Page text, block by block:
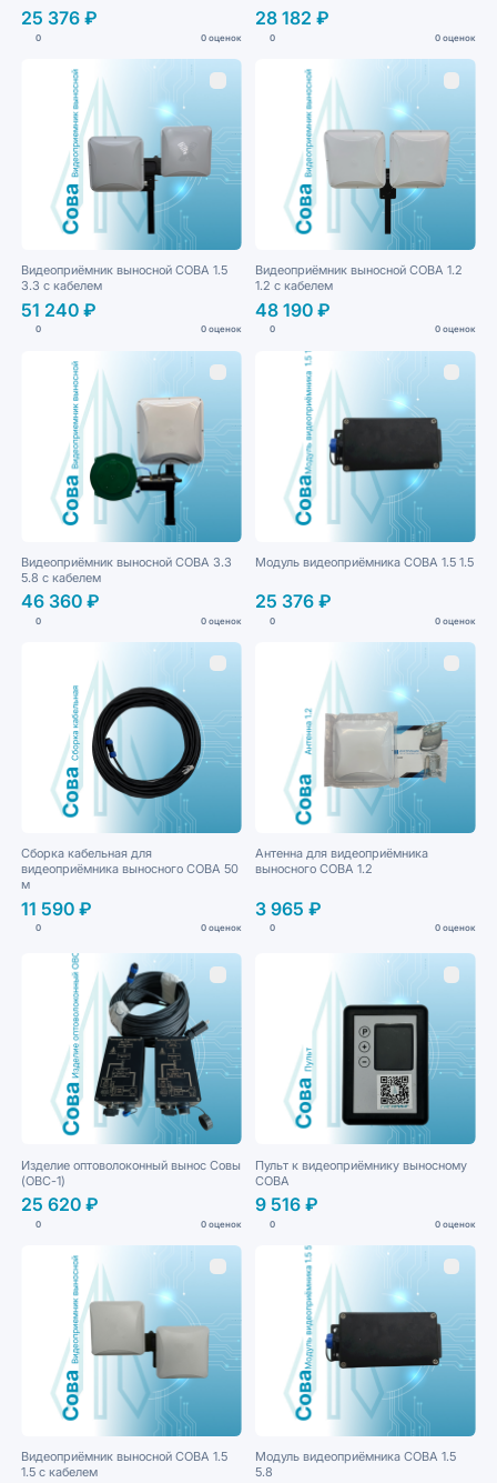
25 376 ₽
0 0 оценок
28 182 ₽
0 0 оценок
Видеоприёмник выносной СОВА 1.5
3.3 с кабелем
51 240 ₽
0 0 оценок
Видеоприёмник выносной СОВА 1.2
1.2 с кабелем
48 190 ₽
0 0 оценок
Видеоприёмник выносной СОВА 3.3
5.8 с кабелем
46 360 ₽
0 0 оценок
Модуль видеоприёмника СОВА 1.5 1.5
25 376 ₽
0 0 оценок
Сборка кабельная для
видеоприёмника выносного СОВА 50
м
11 590 ₽
0 0 оценок
Антенна для видеоприёмника
выносного СОВА 1.2
3 965 ₽
0 0 оценок
Изделие оптоволоконный вынос Cовы
(ОВС-1)
25 620 ₽
0 0 оценок
Пульт к видеоприёмнику выносному
СОВА
9 516 ₽
0 0 оценок
Видеоприёмник выносной СОВА 1.5
1.5 с кабелем
Модуль видеоприёмника СОВА 1.5
5.8